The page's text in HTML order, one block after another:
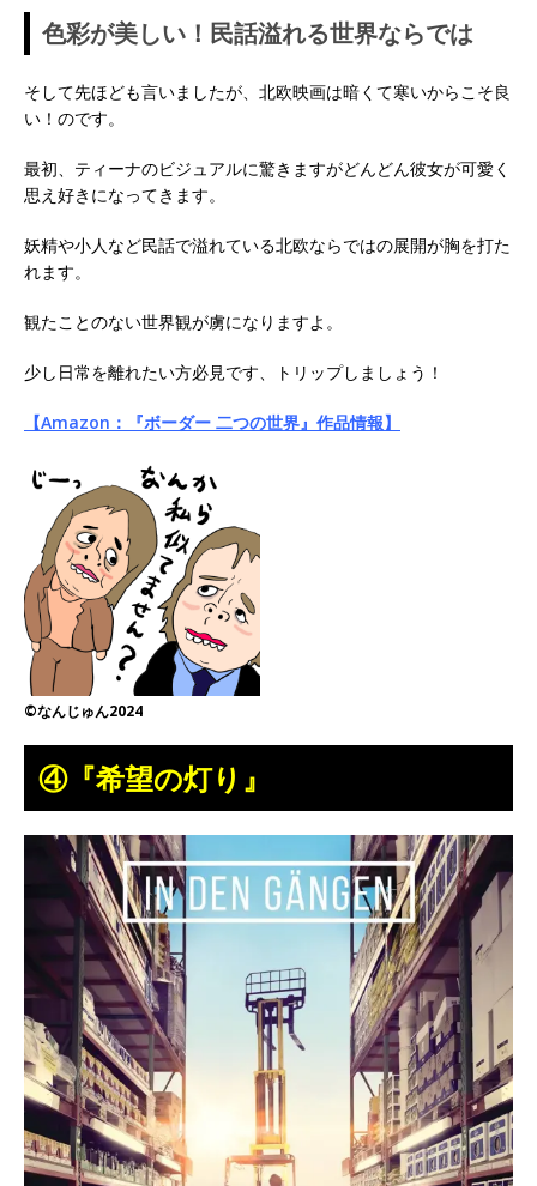
色彩が美しい！民話溢れる世界ならでは
そして先ほども言いましたが、北欧映画は暗くて寒いからこそ良
い！のです。
最初、ティーナのビジュアルに驚きますがどんどん彼女が可愛く
思え好きになってきます。
妖精や小人など民話で溢れている北欧ならではの展開が胸を打た
れます。
観たことのない世界観が虜になりますよ。
少し日常を離れたい方必見です、トリップしましょう！
【Amazon：『ボーダー 二つの世界』作品情報】
©なんじゅん2024
④『希望の灯り』